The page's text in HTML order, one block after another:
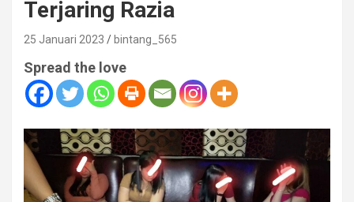
Terjaring Razia
25 Januari 2023 bintang_565
Spread the love